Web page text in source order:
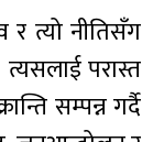
र त्यो नीतिसँग
परास्त
सम्पन्न गर्दै